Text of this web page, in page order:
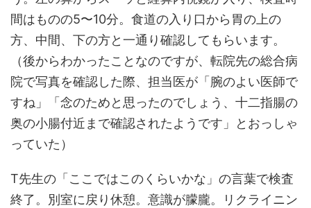
間はものの5〜10分。食道の入り口から胃の上の
方、中間、下の方と一通り確認してもらいます。
（後からわかったことなのですが、転院先の総合病
院で写真を確認した際、担当医が「腕のよい医師で
すね」「念のためと思ったのでしょう、十二指腸の
奥の小腸付近まで確認されたようです」とおっしゃ
っていた）
T先生の「ここではこのくらいかな」の言葉で検査
終了。別室に戻り休憩。意識が朦朧。リクライニン